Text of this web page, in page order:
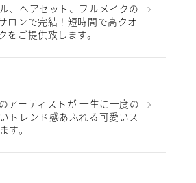
、ヘアセット、フルメイクの
ロンで完結！短時間で高クオ
をご提供致します。
アーティストが 一生に一度の
トレンド感あふれる可愛いス
す。